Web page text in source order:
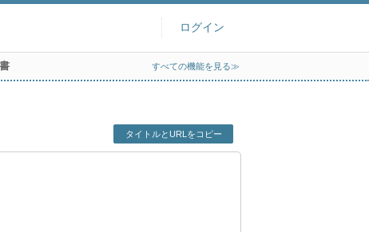
ログイン
すべての機能を見る≫
タイトルとURLをコピー